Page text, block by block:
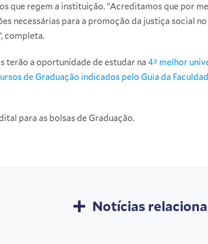
que regem a instituição. “Acreditamos que por
necessárias para a promoção da justiça social
completa.
terão a oportunidade de estudar na 4ª melhor
de Graduação indicados pelo Guia da
para as bolsas de Graduação.
Notícias